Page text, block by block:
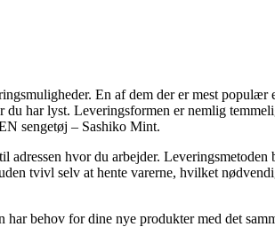
En af dem der er mest populær
har lyst. Leveringsformen er nemlig
sengetøj – Sashiko Mint.
hvor du arbejder. Leveringsmetoden
tvivl selv at hente varerne, hvilket
behov for dine nye produkter med det